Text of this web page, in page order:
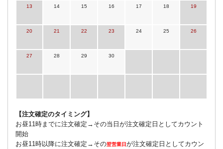
13 14 15 16 17 18 19
20 21 22 23 24 25 26
27 28 29 30
【注文確定のタイミング】
お昼11時までに注文確定→その当日が注文確定日としてカウント
開始
お昼11時以降に注文確定→その翌営業日が注文確定日としてカウン